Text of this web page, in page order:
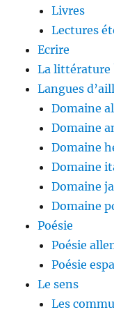
Livres
Lectures
Ecrire
La littérature
Langues
Domaine
Domaine
Domaine
Domaine
Domaine
Domaine
Poésie
Poésie
Poésie
Le sens
Les